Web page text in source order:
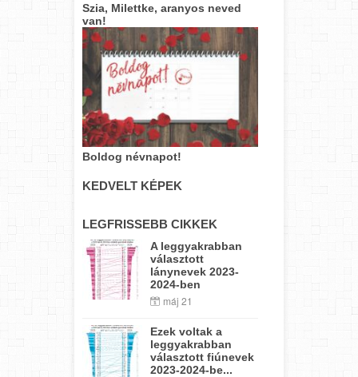
Szia, Milettke, aranyos neved
van!
Boldog névnapot!
KEDVELT KÉPEK
LEGFRISSEBB CIKKEK
A leggyakrabban
választott
lánynevek 2023-
2024-ben
máj 21
Ezek voltak a
leggyakrabban
választott fiúnevek
2023-2024-be...